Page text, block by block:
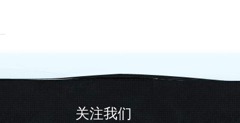
关注我们